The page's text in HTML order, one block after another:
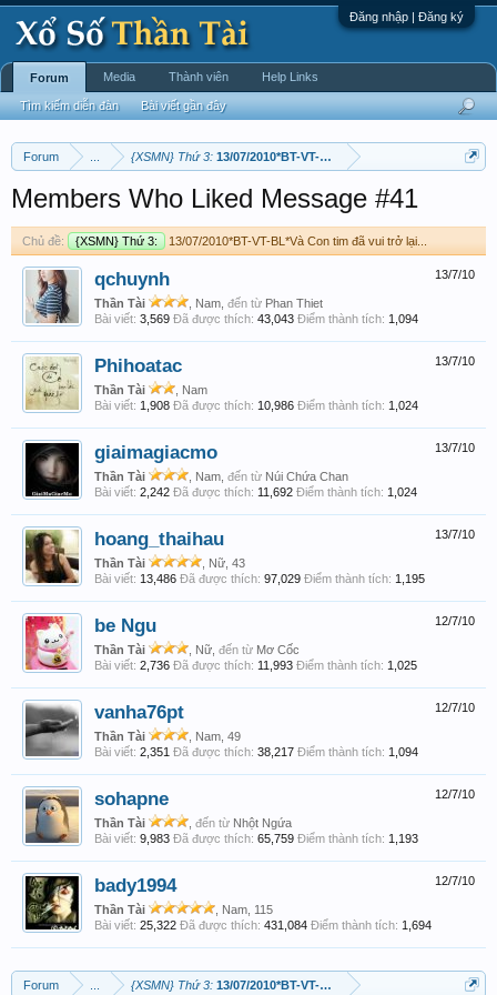
Đăng nhập | Đăng ký
Forum {XSMN} Thứ 3: 13/07/2010*BT-VT-BL*Và Con tim đã vui trở lại...
Members Who Liked Message #41
Chủ đề: {XSMN} Thứ 3: 13/07/2010*BT-VT-BL*Và Con tim đã vui trở lại...
13/7/10
qchuynh
Thần Tài , Nam, đến từ Phan Thiet
Bài viết: 3,569 Đã được thích: 43,043 Điểm thành tích: 1,094
13/7/10
Phihoatac
Thần Tài
, Nam
Bài viết: 1,908 Đã được thích: 10,986 Điểm thành tích: 1,024
13/7/10
giaimagiacmo
Thần Tài , Nam, đến từ Núi Chứa Chan
Bài viết: 2,242 Đã được thích: 11,692 Điểm thành tích: 1,024
13/7/10
hoang_thaihau
Thần Tài
, Nữ, 43
Bài viết: 13,486 Đã được thích: 97,029 Điểm thành tích: 1,195
12/7/10
be Ngu
Thần Tài , Nữ, đến từ Mơ Cốc
Bài viết: 2,736 Đã được thích: 11,993 Điểm thành tích: 1,025
12/7/10
vanha76pt
Thần Tài
, Nam, 49
Bài viết: 2,351 Đã được thích: 38,217 Điểm thành tích: 1,094
12/7/10
sohapne
Thần Tài đến từ Nhột Ngứa
Bài viết: 9,983 Đã được thích: 65,759 Điểm thành tích: 1,193
12/7/10
bady1994
Thần Tài
, Nam, 115
Bài viết: 25,322 Đã được thích: 431,084 Điểm thành tích: 1,694
Forum {XSMN} Thứ 3: 13/07/2010*BT-VT-BL*Và Con tim đã vui trở lại...
Forum
Tìm kiếm diễn đàn Bài viết gần đây
Media Thành viên Help Links